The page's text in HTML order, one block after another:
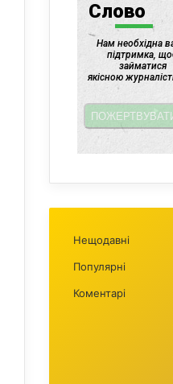
Нещодавні
Популярні
Коментарі